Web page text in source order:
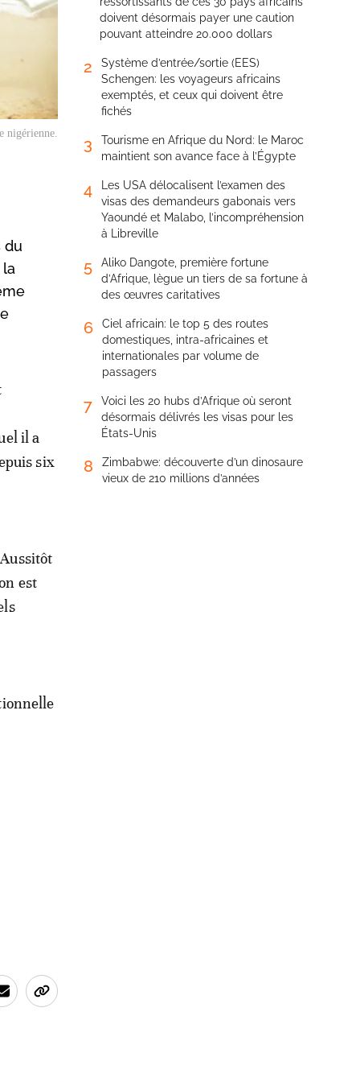
nigérienne.
du
il a
six
est
doivent désormais payer une caution
pouvant atteindre 20.000 dollars
2
Système d’entrée/sortie (EES)
Schengen: les voyageurs africains
exemptés, et ceux qui doivent être
fichés
3
Tourisme en Afrique du Nord: le Maroc
maintient son avance face à l’Égypte
4
Les USA délocalisent l’examen des
visas des demandeurs gabonais vers
Yaoundé et Malabo, l’incompréhension
à Libreville
5
Aliko Dangote, première fortune
d’Afrique, lègue un tiers de sa fortune à
des œuvres caritatives
6
Ciel africain: le top 5 des routes
domestiques, intra-africaines et
internationales par volume de
passagers
7
Voici les 20 hubs d’Afrique où seront
désormais délivrés les visas pour les
États-Unis
8
Zimbabwe: découverte d’un dinosaure
vieux de 210 millions d’années